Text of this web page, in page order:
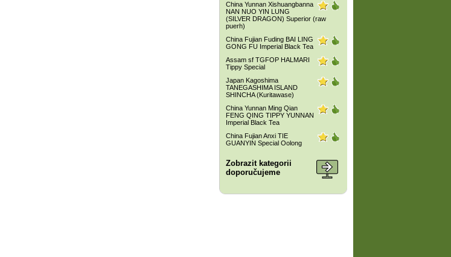
China Yunnan Xishuangbanna
NAN NUO YIN LUNG
(SILVER DRAGON) Superior (raw
puerh)
China Fujian Fuding BAI LING
GONG FU Imperial Black Tea
Assam sf TGFOP HALMARI
Tippy Special
Japan Kagoshima
TANEGASHIMA ISLAND
SHINCHA (Kuritawase)
China Yunnan Ming Qian
FENG QING TIPPY YUNNAN
Imperial Black Tea
China Fujian Anxi TIE
GUANYIN Special Oolong
Zobrazit kategorii
doporučujeme